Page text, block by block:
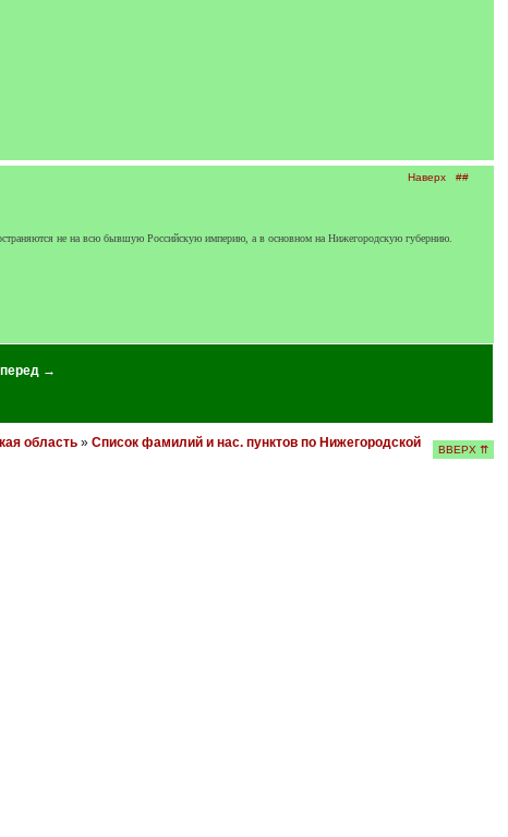
Наверх ##
не на всю бывшую Российскую империю, а в основном на Нижегородскую губернию.
→
область» Список фамилий и нас. пунктов по Нижегородской
ВВЕРХ ⇈